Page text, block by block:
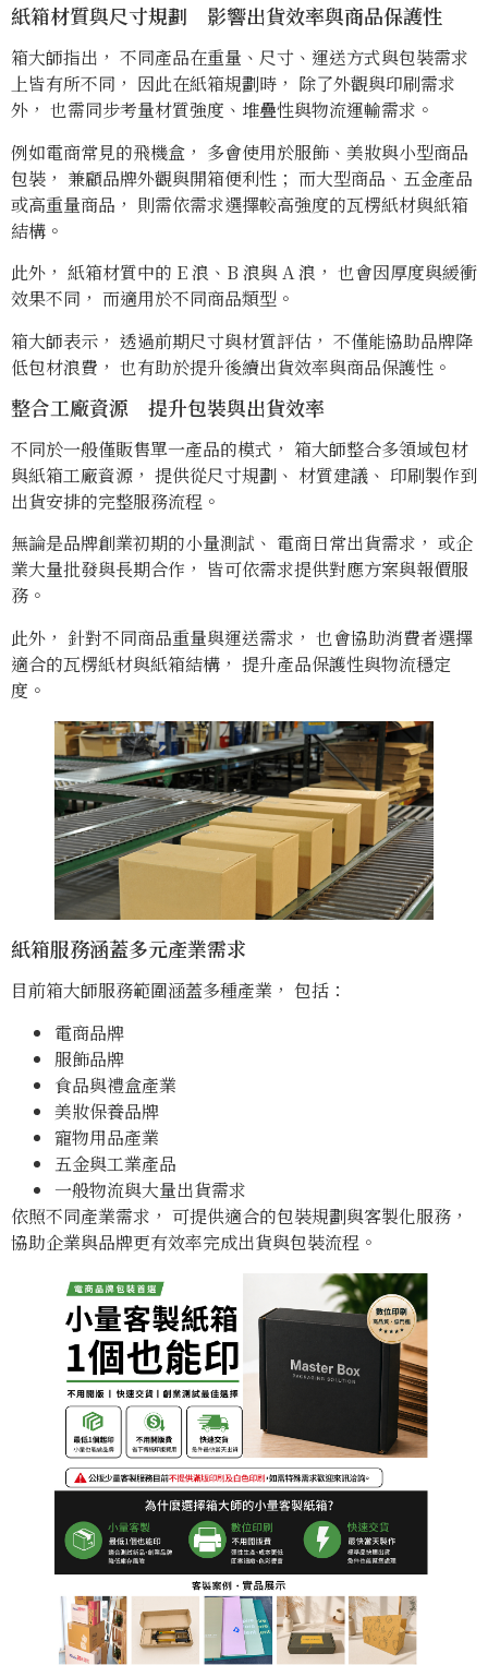
紙箱材質與尺寸規劃 影響出貨效率與商品保護性
箱大師指出， 不同產品在重量、尺寸、運送方式與包裝需求
上皆有所不同， 因此在紙箱規劃時， 除了外觀與印刷需求
外， 也需同步考量材質強度、堆疊性與物流運輸需求。
例如電商常見的飛機盒， 多會使用於服飾、美妝與小型商品
包裝， 兼顧品牌外觀與開箱便利性； 而大型商品、五金產品
或高重量商品， 則需依需求選擇較高強度的瓦楞紙材與紙箱
結構。
此外， 紙箱材質中的 E 浪、B 浪與 A 浪， 也會因厚度與緩衝
效果不同， 而適用於不同商品類型。
箱大師表示， 透過前期尺寸與材質評估， 不僅能協助品牌降
低包材浪費， 也有助於提升後續出貨效率與商品保護性。
整合工廠資源 提升包裝與出貨效率
不同於一般僅販售單一產品的模式， 箱大師整合多領域包材
與紙箱工廠資源， 提供從尺寸規劃、 材質建議、 印刷製作到
出貨安排的完整服務流程。
無論是品牌創業初期的小量測試、 電商日常出貨需求， 或企
業大量批發與長期合作， 皆可依需求提供對應方案與報價服
務。
此外， 針對不同商品重量與運送需求， 也會協助消費者選擇
適合的瓦楞紙材與紙箱結構， 提升產品保護性與物流穩定
度。
紙箱服務涵蓋多元產業需求
目前箱大師服務範圍涵蓋多種產業， 包括：
電商品牌
服飾品牌
食品與禮盒產業
美妝保養品牌
寵物用品產業
五金與工業產品
一般物流與大量出貨需求
依照不同產業需求， 可提供適合的包裝規劃與客製化服務，
協助企業與品牌更有效率完成出貨與包裝流程。